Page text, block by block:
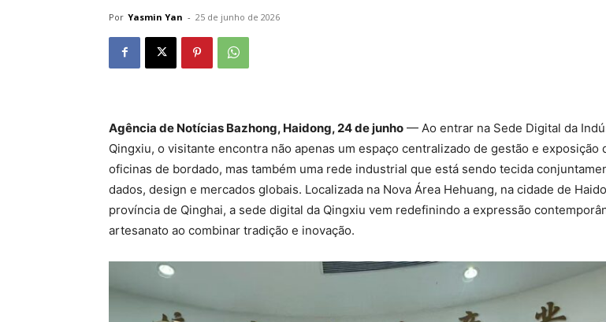
Por Yasmin Yan - 25 de junho de 2026
Agência de Notícias Bazhong, Haidong, 24 de junho — Ao entrar na Sede Digital da
Qingxiu, o visitante encontra não apenas um espaço centralizado de gestão e exposição
oficinas de bordado, mas também uma rede industrial que está sendo tecida
dados, design e mercados globais. Localizada na Nova Área Hehuang, na cidade de
província de Qinghai, a sede digital da Qingxiu vem redefinindo a expressão
artesanato ao combinar tradição e inovação.